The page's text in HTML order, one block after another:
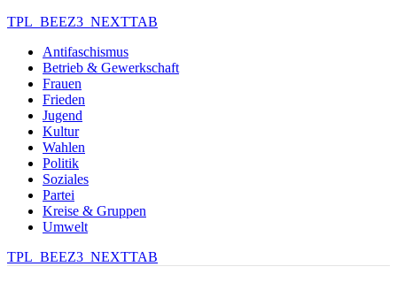
TPL_BEEZ3_NEXTTAB
Antifaschismus
Betrieb & Gewerkschaft
Frauen
Frieden
Jugend
Kultur
Wahlen
Politik
Soziales
Partei
Kreise & Gruppen
Umwelt
TPL_BEEZ3_NEXTTAB